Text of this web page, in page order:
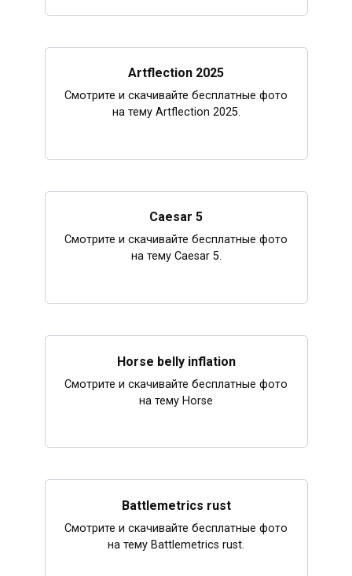
Artflection 2025
Смотрите и скачивайте бесплатные фото
на тему Artflection 2025.
Caesar 5
Смотрите и скачивайте бесплатные фото
на тему Caesar 5.
Horse belly inflation
Смотрите и скачивайте бесплатные фото
на тему Horse
Battlemetrics rust
Смотрите и скачивайте бесплатные фото
на тему Battlemetrics rust.